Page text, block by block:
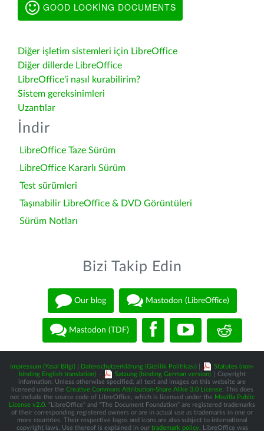
GOOD LOOKING DOCUMENTS
Diğer işletim sistemleri için LibreOffice
Diğer dillerde LibreOffice
LibreOffice'i nasıl kurabilirim?
Sistem gereksinimleri
Uzantılar
İndir
LibreOffice Taze Sürüm
LibreOffice Kararlı Sürüm
Test sürümleri
Taşınabilir LibreOffice & DVD Görüntüleri
Sürüm Notları
Bizi Takip Edin
Our blog Mastodon (LibreOffice)
Mastodon (TDF)
Impressum (Yasal Bilgi) Datenschutzerklärung (Gizlilik Politikası)
Statutes (non-
binding English translation) - Satzung (binding German version)
| Copyright
information: Unless otherwise specified, all text and images on this website are
licensed under the Creative Commons Attribution-Share Alike 3.0 License. This does
not include the source code of LibreOffice, which is licensed under the Mozilla Public
License v2.0 . “LibreOffice” and “The Document Foundation” are registered trademarks
of their corresponding registered owners or are in actual use as trademarks in one or
more countries. Their respective logos and icons are also subject to international
copyright laws. Use thereof is explained in our trademark policy. LibreOffice was